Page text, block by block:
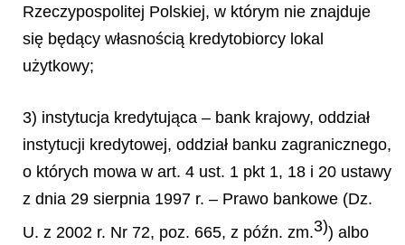
Rzeczypospolitej Polskiej, w którym nie znajduje
się będący własnością kredytobiorcy lokal
użytkowy;
3) instytucja kredytująca – bank krajowy, oddział
instytucji kredytowej, oddział banku zagranicznego,
o których mowa w art. 4 ust. 1 pkt 1, 18 i 20 ustawy
z dnia 29 sierpnia 1997 r. – Prawo bankowe (Dz.
U. z 2002 r. Nr 72, poz. 665, z późn. zm.3)) albo